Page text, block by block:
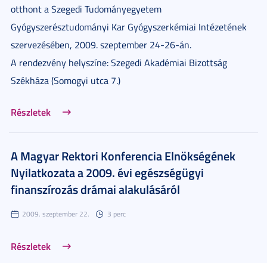
otthont a Szegedi Tudományegyetem
Gyógyszerésztudományi Kar Gyógyszerkémiai Intézetének
szervezésében, 2009. szeptember 24-26-án.
A rendezvény helyszíne: Szegedi Akadémiai Bizottság
Székháza (Somogyi utca 7.)
Részletek
A Magyar Rektori Konferencia Elnökségének
Nyilatkozata a 2009. évi egészségügyi
finanszírozás drámai alakulásáról
2009. szeptember 22. 3 perc
Részletek